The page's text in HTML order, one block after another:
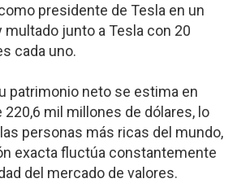
presidente de Tesla en un
multado junto a Tesla con 20
cada uno.
patrimonio neto se estima en
mil millones de dólares, lo
personas más ricas del mundo,
exacta fluctúa constantemente
del mercado de valores.